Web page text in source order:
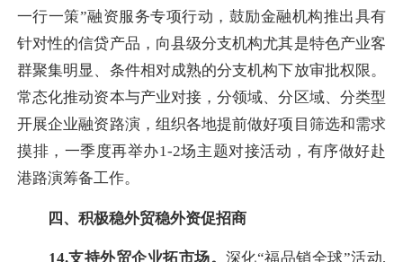
一行一策”融资服务专项行动，鼓励金融机构推出具有
针对性的信贷产品，向县级分支机构尤其是特色产业客
群聚集明显、条件相对成熟的分支机构下放审批权限。
常态化推动资本与产业对接，分领域、分区域、分类型
开展企业融资路演，组织各地提前做好项目筛选和需求
摸排，一季度再举办1-2场主题对接活动，有序做好赴
港路演筹备工作。
四、积极稳外贸稳外资促招商
14.支持外贸企业拓市场。 深化“福品销全球”活动,